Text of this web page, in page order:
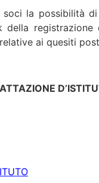
la possibilità
della
ai quesiti